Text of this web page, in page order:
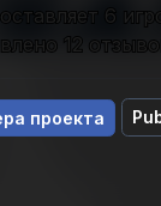
6
12
проекта